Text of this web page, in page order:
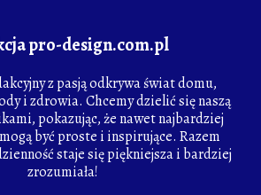
pro-design.com.pl
z pasją odkrywa świat domu,
i zdrowia. Chcemy dzielić się naszą
pokazując, że nawet najbardziej
być proste i inspirujące. Razem
staje się piękniejsza i bardziej
zrozumiała!